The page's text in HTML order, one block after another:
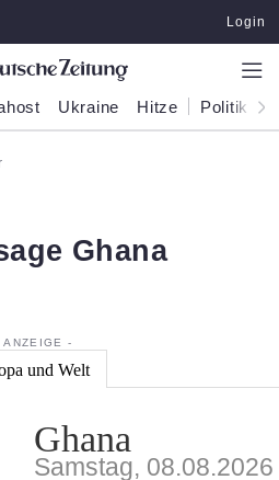
Login
Ukraine Hitze Politik
Ghana
und Welt
Ghana
Samstag, 08.08.2026